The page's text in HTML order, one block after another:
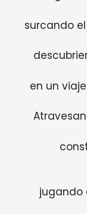
surcando
en un
jugando